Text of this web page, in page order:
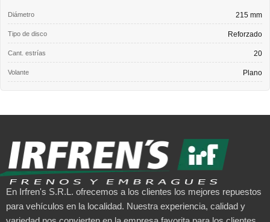
Diámetro 215 mm
Tipo de disco Reforzado
Cant. estrías 20
Volante Plano
En Irfren's S.R.L. ofrecemos a los clientes los mejores repuestos
para vehículos en la localidad. Nuestra experiencia, calidad y